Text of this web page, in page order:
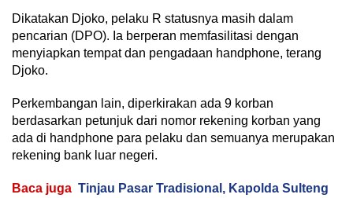
Dikatakan Djoko, pelaku R statusnya masih dalam
pencarian (DPO). Ia berperan memfasilitasi dengan
menyiapkan tempat dan pengadaan handphone, terang
Djoko.
Perkembangan lain, diperkirakan ada 9 korban
berdasarkan petunjuk dari nomor rekening korban yang
ada di handphone para pelaku dan semuanya merupakan
rekening bank luar negeri.
Baca juga Tinjau Pasar Tradisional, Kapolda Sulteng